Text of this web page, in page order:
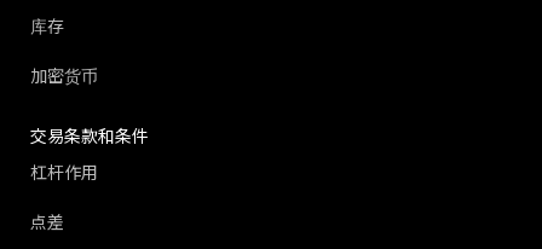
库存
加密货币
交易条款和条件
杠杆作用
点差